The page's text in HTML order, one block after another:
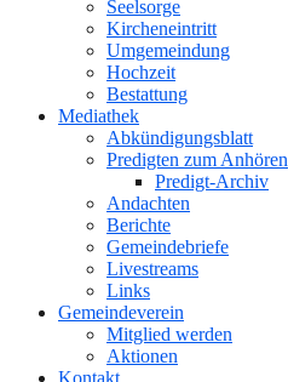
Seelsorge
Kircheneintritt
Umgemeindung
Hochzeit
Bestattung
Mediathek
Abkündigungsblatt
Predigten zum Anhören
Predigt-Archiv
Andachten
Berichte
Gemeindebriefe
Livestreams
Links
Gemeindeverein
Mitglied werden
Aktionen
Kontakt